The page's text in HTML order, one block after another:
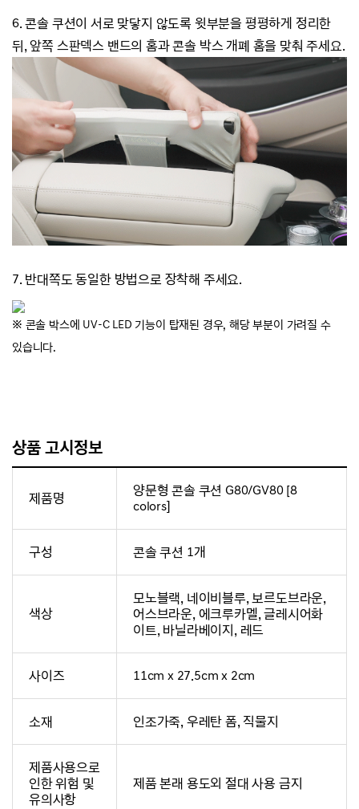
6. 콘솔 쿠션이 서로 맞닿지 않도록 윗부분을 평평하게 정리한
뒤,앞쪽 스판덱스 밴드의 홈과 콘솔 박스 개폐 홈을 맞춰 주세요.
7. 반대쪽도 동일한 방법으로 장착해 주세요.
※ 콘솔 박스에 UV-C LED 기능이 탑재된 경우, 해당 부분이 가려질 수
있습니다.
상품 고시정보
제품명
양문형 콘솔 쿠션 G80/GV80 [8
colors]
구성 콘솔 쿠션 1개
색상
모노블랙, 네이비블루, 보르도브라운,
어스브라운, 에크루카멜, 글레시어화
이트, 바닐라베이지, 레드
사이즈 11cm x 27.5cm x 2cm
소재 인조가죽, 우레탄 폼, 직물지
제품사용으로
인한 위험 및
유의사항
제품 본래 용도외 절대 사용 금지